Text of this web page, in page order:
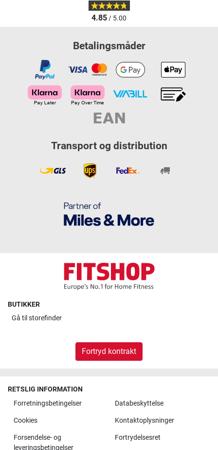
4.85/ 5.00
Betalingsmåder
Transport og distribution
BUTIKKER
Gå til storefinder
Fortryd kontrakt
RETSLIG INFORMATION
Forretningsbetingelser
Databeskyttelse
Cookies Kontaktoplysninger
Forsendelse- og
leveringsbetingelser
Fortrydelsesret